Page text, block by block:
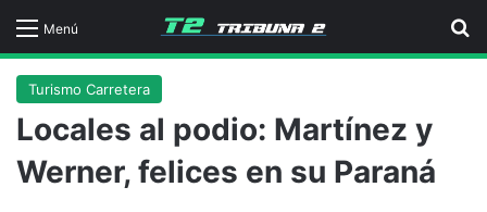
Menú
Turismo Carretera
Locales al podio: Martínez y
Werner, felices en su Paraná